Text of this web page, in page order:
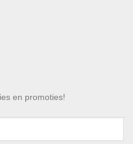
en promoties!